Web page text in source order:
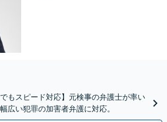
もスピード対応】元検事の弁護士が率い
広い犯罪の加害者弁護に対応。